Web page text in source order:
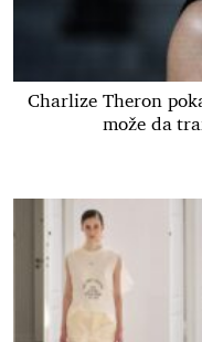
Charlize Theron
može da